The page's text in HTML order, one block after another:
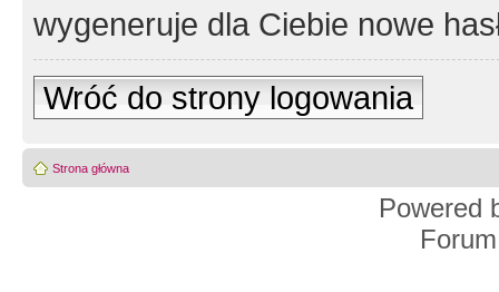
wygeneruje dla Ciebie nowe
Wróć do strony logowania
Strona główna
Powered